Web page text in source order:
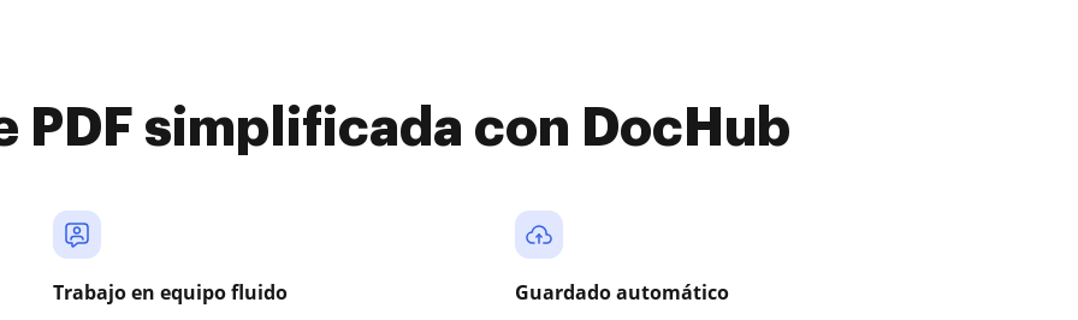
PDF simplificada con DocHub
Trabajo en equipo fluido Guardado automático